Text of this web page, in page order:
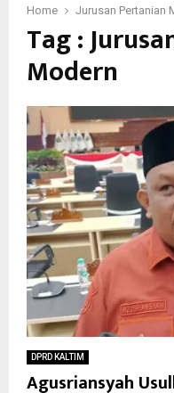
Home Jurusan Pertanian
Tag :
Modern
DPRD KALTIM
Agusriansyah